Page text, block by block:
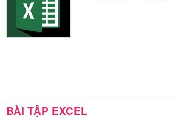
BÀI TẬP EXCEL